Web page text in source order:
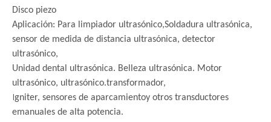
Disco piezo
Aplicación: Para limpiador ultrasónico,Soldadura ultrasónica,
sensor de medida de distancia ultrasónica, detector
ultrasónico,
Unidad dental ultrasónica. Belleza ultrasónica. Motor
ultrasónico, ultrasónico.transformador,
Igniter, sensores de aparcamientoy otros transductores
emanuales de alta potencia.